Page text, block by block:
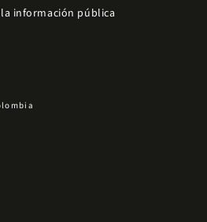
información pública